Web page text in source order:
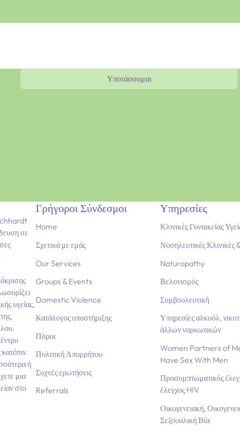
σε
υγείας,
ή
μια
στο
Γρήγοροι Σύνδεσμοι
Home
Σχετικά με εμάς
Our Services
Groups & Events
Domestic Violence
Κατάλογος υποστήριξης
Πόροι
Πολιτική Απορρήτου
Συχνές ερωτήσεις
Referrals
Υπηρεσίες
Κλινικές Γυναικείας
Νοσηλευτικές Κλινικές
Naturopathy
Βελονισμός
Συμβουλευτική
Υπηρεσίες αλκοόλ,
άλλων ναρκωτικών
Women Partners of
Have Sex With Men
Προσυμπτωματικός
έλεγχος HIV
Οικογενειακή,
Σεξουαλική Βία
Υποτάσσομαι